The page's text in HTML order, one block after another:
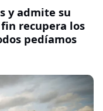
y admite su
recupera los
pedíamos